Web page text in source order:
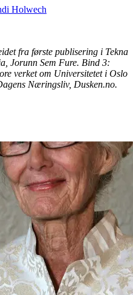
Holwech
fra første publisering i Tekna
Jorunn Sem Fure. Bind 3:
verket om Universitetet i Oslo
Næringsliv, Dusken.no.